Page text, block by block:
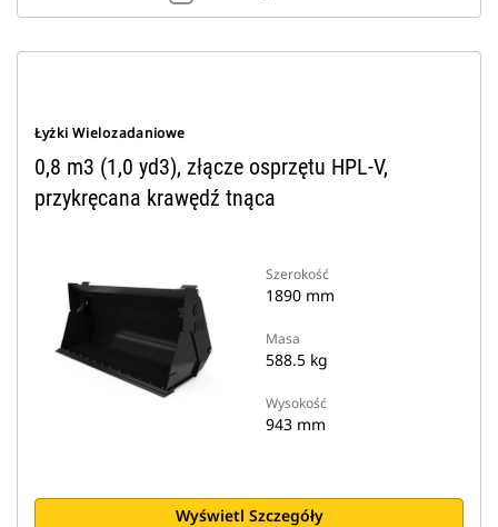
Łyżki Wielozadaniowe
0,8 m3 (1,0 yd3), złącze osprzętu HPL-V,
przykręcana krawędź tnąca
Szerokość
1890 mm
Masa
588.5 kg
Wysokość
943 mm
Wyświetl Szczegóły